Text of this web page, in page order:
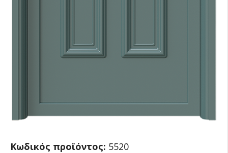
Κωδικός προϊόντος: 5520